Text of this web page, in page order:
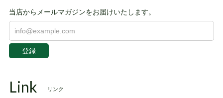
当店からメールマガジンをお届けいたします。
登録
Link リンク